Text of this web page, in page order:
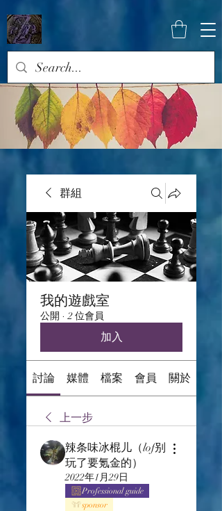
群組
我的遊戲室
公開 · 2 位會員
加入
討論 媒體 檔案 會員 關於
上一步
辣条味冰棍儿（lof别
玩了要氪金的）
2022年1月29日
Professional guide
sponsor